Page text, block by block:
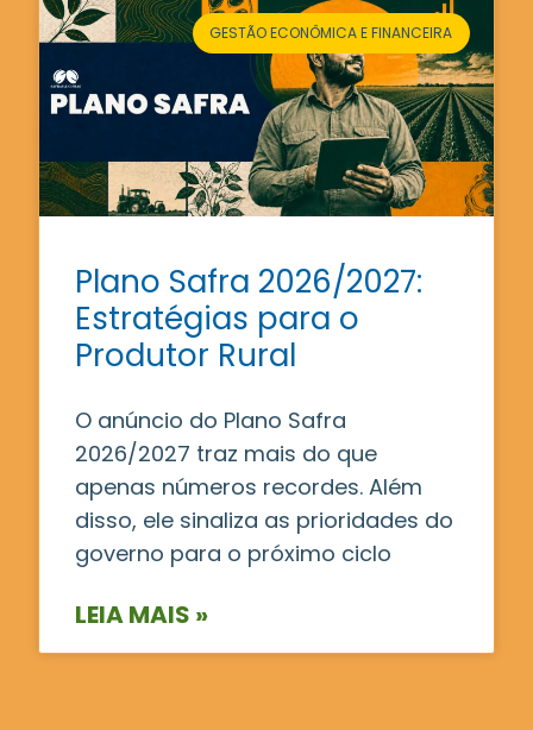
GESTÃO ECONÔMICA E FINANCEIRA
Plano Safra 2026/2027:
Estratégias para o
Produtor Rural
O anúncio do Plano Safra
2026/2027 traz mais do que
apenas números recordes. Além
disso, ele sinaliza as prioridades do
governo para o próximo ciclo
LEIA MAIS »